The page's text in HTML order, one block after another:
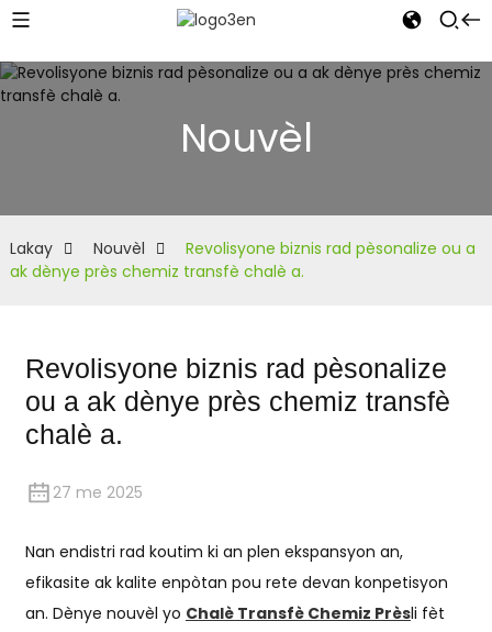
Nouvèl
Lakay Nouvèl
Revolisyone biznis rad pèsonalize ou a
ak dènye près chemiz transfè chalè a.
Revolisyone biznis rad pèsonalize
ou a ak dènye près chemiz transfè
chalè a.
27 me 2025
Nan endistri rad koutim ki an plen ekspansyon an,
efikasite ak kalite enpòtan pou rete devan konpetisyon
an. Dènye nouvèl yo Chalè Transfè Chemiz Prèsli fèt